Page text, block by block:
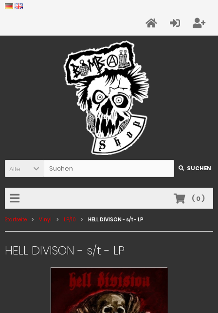
Alle SUCHEN
( 0)
Startseite Vinyl LP/10 HELL DIVISON - s/t - LP
HELL DIVISON - s/t - LP